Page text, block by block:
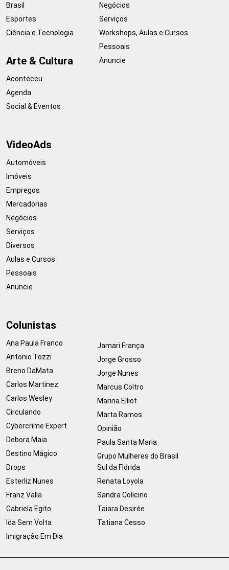
Brasil
Esportes
Ciência e Tecnologia
Arte & Cultura
Aconteceu
Agenda
Social & Eventos
Negócios
Serviços
Workshops, Aulas e Cursos
Pessoais
Anuncie
VideoAds
Automóveis
Imóveis
Empregos
Mercadorias
Negócios
Serviços
Diversos
Aulas e Cursos
Pessoais
Anuncie
Colunistas
Ana Paula Franco
Antonio Tozzi
Breno DaMata
Carlos Martinez
Carlos Wesley
Circulando
Cybercrime Expert
Debora Maia
Destino Mágico
Drops
Esterliz Nunes
Franz Valla
Gabriela Egito
Ida Sem Volta
Imigração Em Dia
Jamari França
Jorge Grosso
Jorge Nunes
Marcus Coltro
Marina Elliot
Marta Ramos
Opinião
Paula Santa Maria
Grupo Mulheres do Brasil
Sul da Flórida
Renata Loyola
Sandra Colicino
Taiara Desirée
Tatiana Cesso